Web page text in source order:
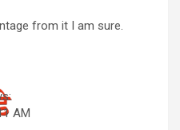
from it I am sure.
AM